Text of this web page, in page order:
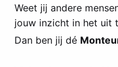
Weet jij andere
jouw inzicht in het uit
Dan ben jij dé